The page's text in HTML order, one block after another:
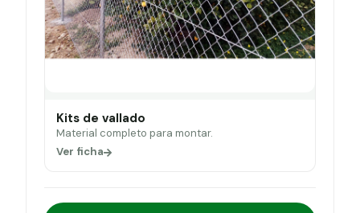
Kits de vallado
Material completo para montar.
Ver ficha